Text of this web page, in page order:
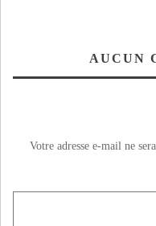
AUCUN
Votre adresse e-mail ne